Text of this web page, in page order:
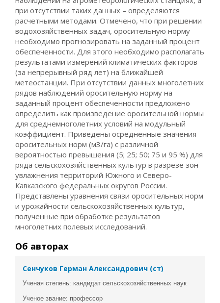
при отсутствии таких данных – определяются
расчетными методами. Отмечено, что при решении
водохозяйственных задач, оросительную норму
необходимо прогнозировать на заданный процент
обеспеченности. Для этого необходимо располагать
результатами измерений климатических факторов
(за непрерывный ряд лет) на ближайшей
метеостанции. При отсутствии данных многолетних
рядов наблюдений оросительную норму на
заданный процент обеспеченности предложено
определить как произведение оросительной нормы
для среднемноголетних условий на модульный
коэффициент. Приведены осредненные значения
оросительных норм (м3/га) с различной
вероятностью превышения (5; 25; 50; 75 и 95 %) для
ряда сельскохозяйственных культур в разрезе зон
увлажнения территорий Южного и Северо-
Кавказского федеральных округов России.
Представлены уравнения связи оросительных норм
и урожайности сельскохозяйственных культур,
полученные при обработке результатов
многолетних полевых исследований.
Об авторах
Сенчуков Герман Александрович (ст)
Ученая степень: кандидат сельскохозяйственных наук
Ученое звание: профессор